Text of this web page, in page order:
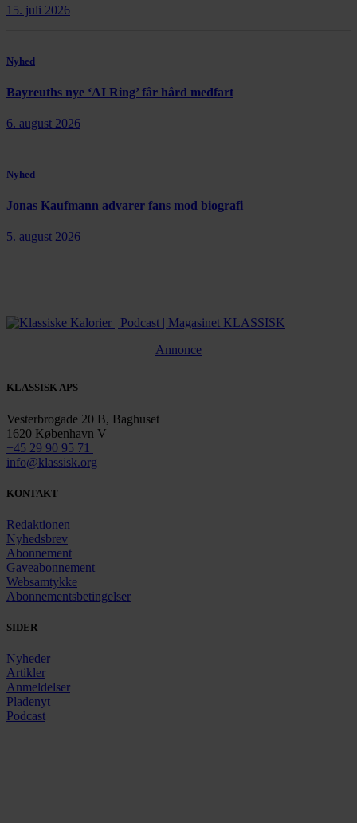
15. juli 2026
Nyhed
Bayreuths nye ‘AI Ring’ får hård medfart
6. august 2026
Nyhed
Jonas Kaufmann advarer fans mod biografi
5. august 2026
Annonce
KLASSISK APS
Vesterbrogade 20 B, Baghuset
1620 København V
+45 29 90 95 71
info@klassisk.org
KONTAKT
Redaktionen
Nyhedsbrev
Abonnement
Gaveabonnement
Websamtykke
Abonnementsbetingelser
SIDER
Nyheder
Artikler
Anmeldelser
Pladenyt
Podcast